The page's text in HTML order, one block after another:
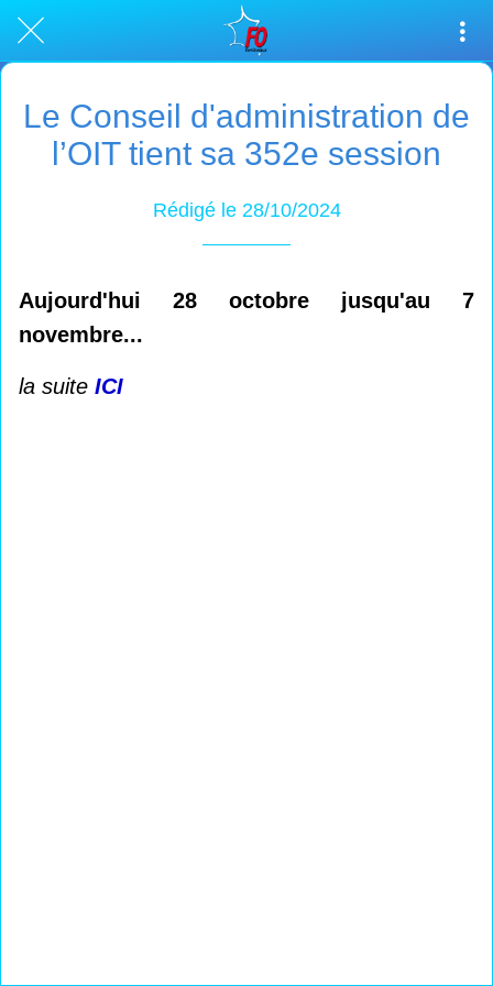
Le Conseil d'administration de
l’OIT tient sa 352e session
Rédigé le 28/10/2024
Aujourd'hui 28 octobre jusqu'au 7
novembre...
la suite ICI